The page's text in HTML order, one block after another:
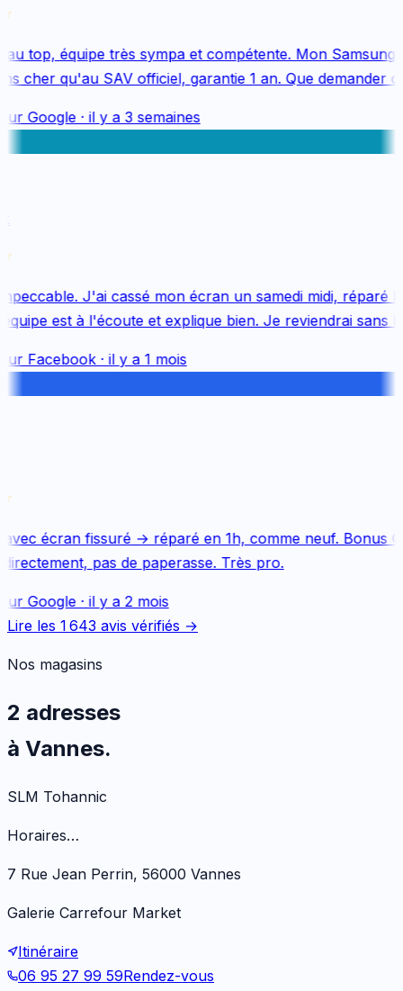
top, équipe très sympa et compétente. Mon Samsung
cher qu'au SAV officiel, garantie 1 an. Que demander de
Google· il y a 3 semaines
J'ai cassé mon écran un samedi midi, réparé le
est à l'écoute et explique bien. Je reviendrai sans
Facebook· il y a 1 mois
écran fissuré → réparé en 1h, comme neuf. Bonus
pas de paperasse. Très pro.
Google· il y a 2 mois
Lire les 1 643 avis vérifiés →
Nos magasins
2 adresses
à Vannes.
SLM Tohannic
Horaires…
7 Rue Jean Perrin, 56000 Vannes
Galerie Carrefour Market
Itinéraire
06 95 27 99 59Rendez-vous